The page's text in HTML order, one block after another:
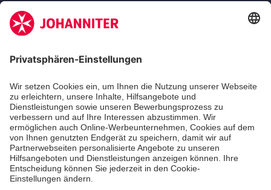
Zertifizierung der Johanniter-Unfall-Hilfe e.V.
Die Johanniter GmbH führt das Spendenzertifikat
des Deutschen Spendenrats e.V.